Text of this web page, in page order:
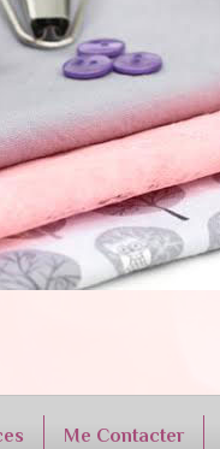
Me Contacter